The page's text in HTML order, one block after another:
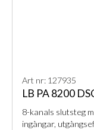
Art nr: 127935
LB PA 8200
8-kanals slutsteg
ingångar,